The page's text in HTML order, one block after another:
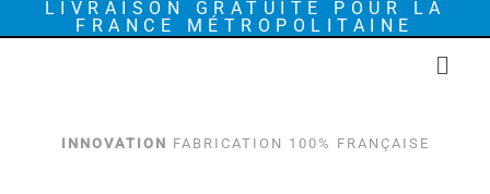
au
LIVRAISON GRATUITE POUR LA
FRANCE MÉTROPOLITAINE
Menu
INNOVATION FABRICATION 100% FRANÇAISE